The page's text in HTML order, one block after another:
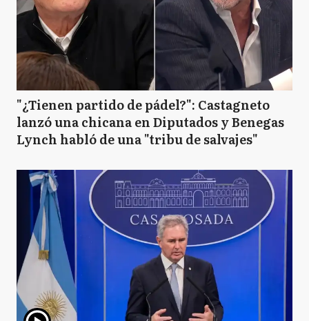
"¿Tienen partido de pádel?": Castagneto
lanzó una chicana en Diputados y Benegas
Lynch habló de una "tribu de salvajes"